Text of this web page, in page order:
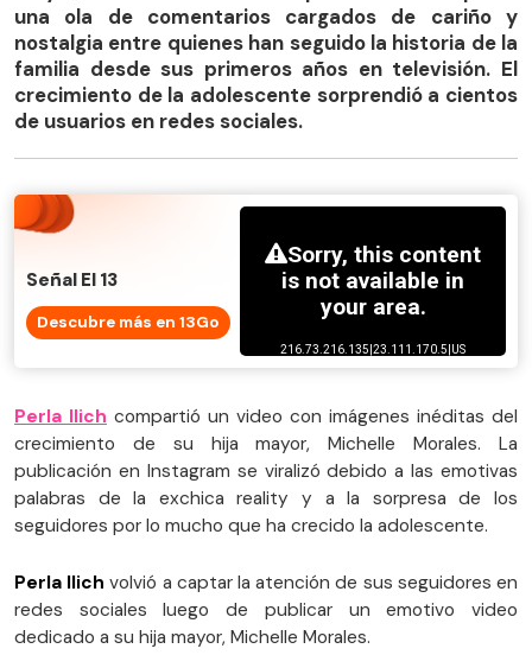
una ola de comentarios cargados de cariño y
nostalgia entre quienes han seguido la historia de la
familia desde sus primeros años en televisión. El
crecimiento de la adolescente sorprendió a cientos
de usuarios en redes sociales.
Señal El 13
Descubre más en 13Go
Perla Ilich compartió un video con imágenes inéditas del
crecimiento de su hija mayor, Michelle Morales. La
publicación en Instagram se viralizó debido a las emotivas
palabras de la exchica reality y a la sorpresa de los
seguidores por lo mucho que ha crecido la adolescente.
Perla Ilich volvió a captar la atención de sus seguidores en
redes sociales luego de publicar un emotivo video
dedicado a su hija mayor, Michelle Morales.